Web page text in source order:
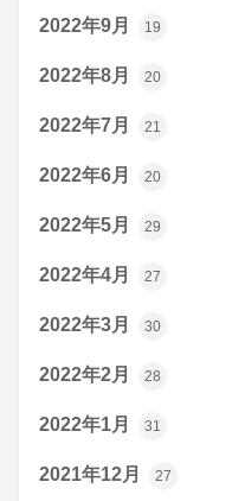
2022年9月 19
2022年8月 20
2022年7月 21
2022年6月 20
2022年5月 29
2022年4月 27
2022年3月 30
2022年2月 28
2022年1月 31
2021年12月 27